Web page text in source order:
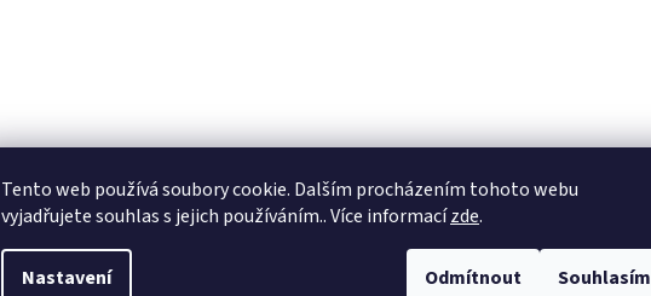
Tento web používá soubory cookie. Dalším procházením tohoto webu
vyjadřujete souhlas s jejich používáním.. Více informacízde.
Nastavení Odmítnout Souhlasím